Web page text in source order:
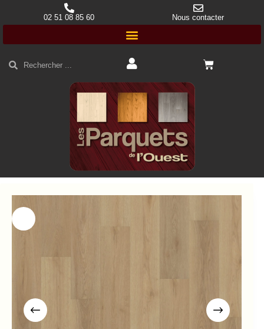
02 51 08 85 60 Nous contacter